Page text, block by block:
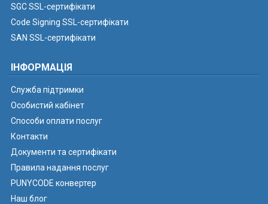
SGC SSL-сертифікати
Code Signing SSL-сертифікати
SAN SSL-сертифікати
ІНФОРМАЦІЯ
Служба підтримки
Особистий кабінет
Способи оплати послуг
Контакти
Документи та сертифікати
Правила надання послуг
PUNYCODE конвертер
Наш блог